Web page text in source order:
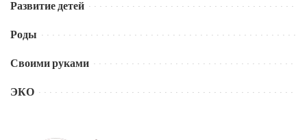
Развитие детей
Роды
Своими руками
ЭКО